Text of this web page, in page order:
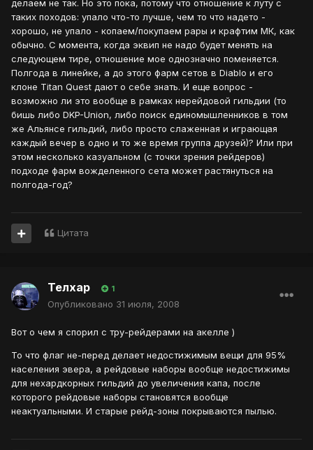
делаем не так. Но это пока, потому что отношение к луту с
таких походов: упало что-то лучше, чем то что надето -
хорошо, не упало - копаем/покупаем рары и крафтим МК, как
обычно. С момента, когда эквип не надо будет менять на
следующем тире, отношение мое однозначно поменяется.
Полгода в линейке, а до этого фарм сетов в Diablo и его
клоне Titan Quest дают о себе знать. И еще вопрос -
возможно ли это вообще в рамках нерейдовой гильдии (то
бишь либо DKP-Union, либо поиск единомышленников в том
же Альянсе гильдий, либо просто слаженная и играющая
каждый вечер в одно и то же время группа друзей)? Или при
этом несколько казуальном (с точки зрения рейдеров)
подходе фарм вожделенного сета может растянуться на
полгода-год?
Цитата
Телхар 1
Опубликовано 31 июля, 2008
Вот о чем я спорил с тру-рейдерами на акелле )
То что флаг не-перед делает недостижимым вещи для 95%
населения эвера, а рейдовые наборы вообще недостижимы
для нехардкорных гильдий до увеличения капа, после
которого рейдовые наборы становятся вообще
неактуальными. И старые рейд-зоны покрываются пылью.